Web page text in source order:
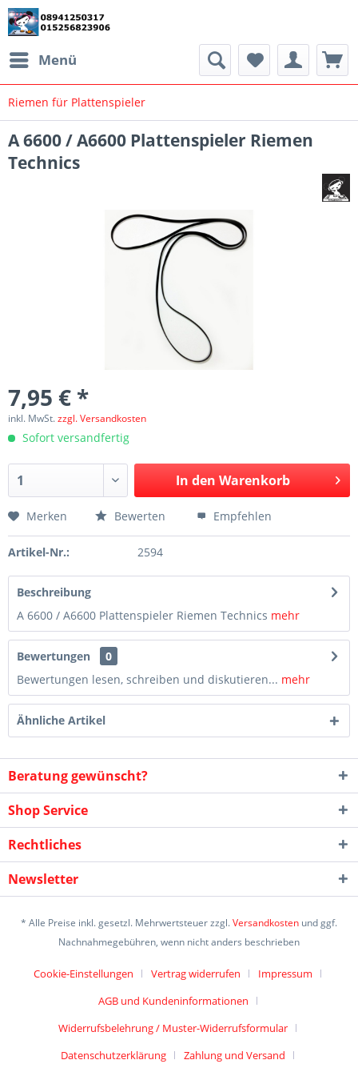
Menü
Riemen für Plattenspieler
A 6600 / A6600 Plattenspieler Riemen
Technics
7,95 € *
inkl. MwSt.zzgl. Versandkosten
Sofort versandfertig
In den Warenkorb
Merken Bewerten Empfehlen
Artikel-Nr.: 2594
Beschreibung
A 6600 / A6600 Plattenspieler Riemen Technics mehr
Bewertungen
0
Bewertungen lesen, schreiben und diskutieren... mehr
Ähnliche Artikel
Beratung gewünscht?
Shop Service
Rechtliches
Newsletter
* Alle Preise inkl. gesetzl. Mehrwertsteuer zzgl.Versandkosten und ggf.
Nachnahmegebühren, wenn nicht anders beschrieben
Cookie-Einstellungen Vertrag widerrufen
Impressum
AGB und Kundeninformationen
Widerrufsbelehrung / Muster-Widerrufsformular
Datenschutzerklärung
Zahlung und Versand